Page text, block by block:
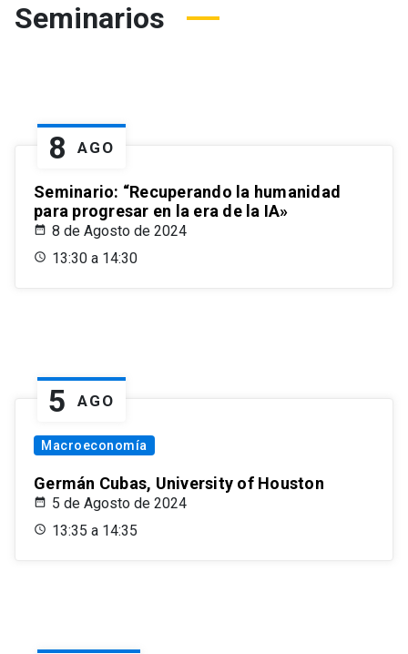
Seminarios
8 AGO
Seminario: “Recuperando la humanidad
para progresar en la era de la IA»
8 de Agosto de 2024
13:30 a 14:30
5 AGO
Macroeconomía
Germán Cubas, University of Houston
5 de Agosto de 2024
13:35 a 14:35